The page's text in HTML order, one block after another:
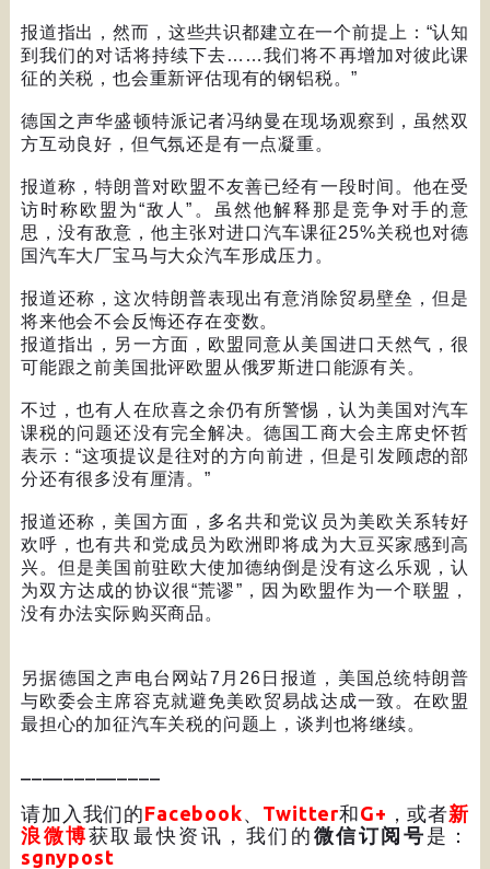
报道指出，然而，这些共识都建立在一个前提上： “认知
到我们的对话将持续下去……我们将不再增加对彼此课
征的关税，也会重新评估现有的钢铝税。”
德国之声华盛顿特派记者冯纳曼在现场观察到，虽然双
方互动良好，但气氛还是有一点凝重。
报道称，特朗普对欧盟不友善已经有一段时间。他在受
访时称欧盟为“敌人” 。虽然他解释那是竞争对手的意
思，没有敌意，他主张对进口汽车课征25%关税也对德
国汽车大厂宝马与大众汽车形成压力。
报道还称，这次特朗普表现出有意消除贸易壁垒，但是
将来他会不会反悔还存在变数。
报道指出，另一方面，欧盟同意从美国进口天然气，很
可能跟之前美国批评欧盟从俄罗斯进口能源有关。
不过，也有人在欣喜之余仍有所警惕，认为美国对汽车
课税的问题还没有完全解决。德国工商大会主席史怀哲
表示：“这项提议是往对的方向前进，但是引发顾虑的部
分还有很多没有厘清。 ”
报道还称，美国方面，多名共和党议员为美欧关系转好
欢呼，也有共和党成员为欧洲即将成为大豆买家感到高
兴。但是美国前驻欧大使加德纳倒是没有这么乐观，认
为双方达成的协议很“荒谬” ，因为欧盟作为一个联盟，
没有办法实际购买商品。
另据德国之声电台网站7 月 26 日报道，美国总统特朗普
与欧委会主席容克就避免美欧贸易战达成一致。在欧盟
最担心的加征汽车关税的问题上，谈判也将继续。
请加入我们的Facebook、 Twitter和G+ ，或者新
浪微博获取最快资讯，我们的 微信订阅号 是：
sgnypost